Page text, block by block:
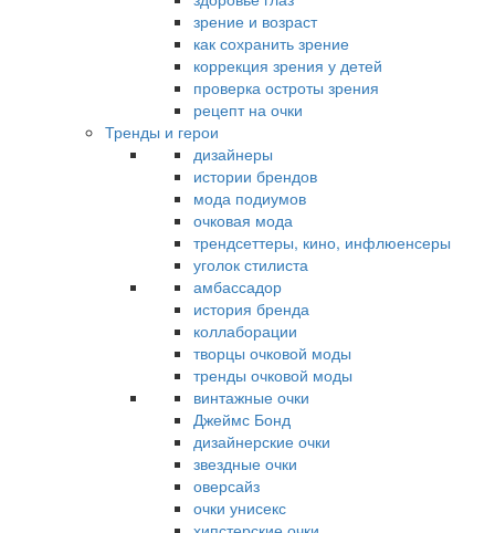
зрение и возраст
как сохранить зрение
коррекция зрения у детей
проверка остроты зрения
рецепт на очки
Тренды и герои
дизайнеры
истории брендов
мода подиумов
очковая мода
трендсеттеры, кино, инфлюенсеры
уголок стилиста
амбассадор
история бренда
коллаборации
творцы очковой моды
тренды очковой моды
винтажные очки
Джеймс Бонд
дизайнерские очки
звездные очки
оверсайз
очки унисекс